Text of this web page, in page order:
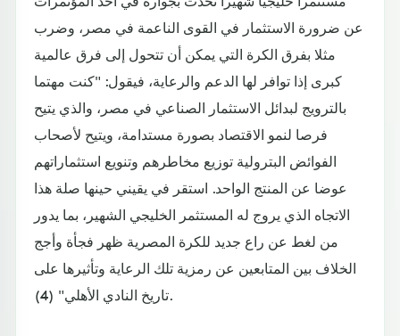
عن ضرورة الاستثمار في القوى الناعمة في مصر، وضرب
مثلا بفرق الكرة التي يمكن أن تتحول إلى فرق عالمية
كبرى إذا توافر لها الدعم والرعاية، فيقول: "كنت مهتما
بالترويج لبدائل الاستثمار الصناعي في مصر، والذي يتيح
فرصا لنمو الاقتصاد بصورة مستدامة، ويتيح لأصحاب
الفوائض البترولية توزيع مخاطرهم وتنويع استثماراتهم
عوضا عن المنتج الواحد. استقر في يقيني حينها صلة هذا
الاتجاه الذي يروج له المستثمر الخليجي الشهير، بما يدور
من لغط عن راع جديد للكرة المصرية ظهر فجأة وأجج
الخلاف بين المتابعين عن رمزية تلك الرعاية وتأثيرها على
تاريخ النادي الأهلي" (4).